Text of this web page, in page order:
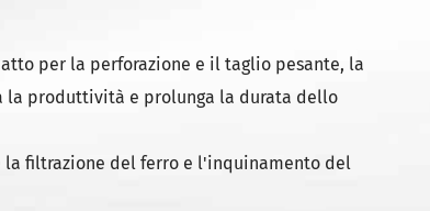
per la perforazione e il taglio pesante, la
la produttività e prolunga la durata dello
la filtrazione del ferro e l'inquinamento del